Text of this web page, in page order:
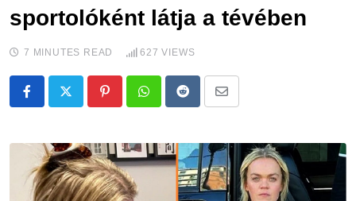
sportolóként látja a tévében
7 MINUTES READ 627 VIEWS
PinterestWhatsappReddit
Email